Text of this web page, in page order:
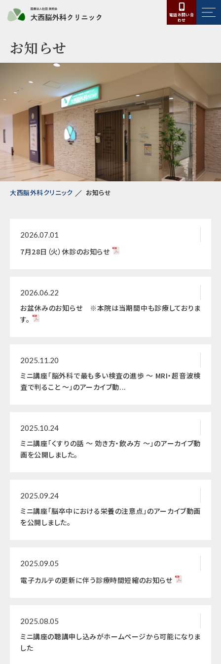
電話お問い合
わせ
お知らせ
大西脳外科クリニック お知らせ
2026.07.01
7月28日（火）休診のお知らせ
2026.06.22
お盆休みのお知らせ ※本院は当期間中も診療しておりま
す。
2025.11.20
ミニ講座「脳外科で最も多い検査の進歩 ～ MRI・超音波検
査で判ること ～」のアーカイブ動...
2025.10.24
ミニ講座「くすりの話 ～ 効き方・飲み方 ～」のアーカイブ動
画を公開しました。
2025.09.24
ミニ講座「脳卒中における栄養の注意点」のアーカイブ動画
を公開しました。
2025.09.05
電子カルテの更新に伴う診療時間短縮のお知らせ
2025.08.05
ミニ講座の聴講申し込みがホームページから可能になりま
した